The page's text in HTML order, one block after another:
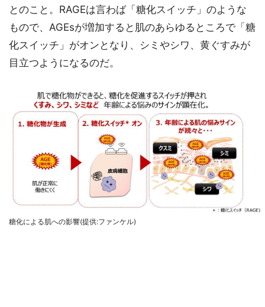
とのこと。RAGEは言わば「糖化スイッチ」のような
もので、AGEsが増加すると肌のあらゆるところで「糖
化スイッチ」がオンとなり、シミやシワ、黄ぐすみが
目立つようになるのだ。
糖化による肌への影響(提供:ファンケル)